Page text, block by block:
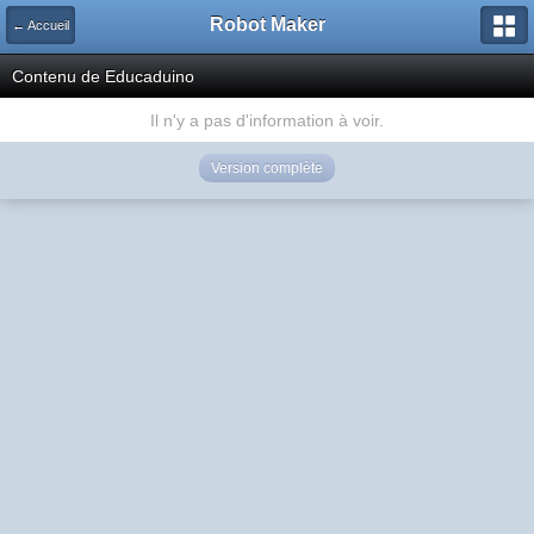
← Accueil Robot Maker
Contenu de Educaduino
Il n'y a pas d'information à voir.
Version complète